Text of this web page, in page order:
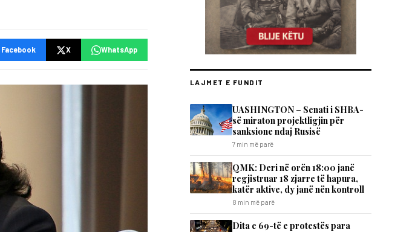
Facebook X WhatsApp
LAJMET E FUNDIT
UASHINGTON – Senati i SHBA-
së miraton projektligjin për
sanksione ndaj Rusisë
7 min më parë
QMK: Deri në orën 18:00 janë
regjistruar 18 zjarre të hapura,
katër aktive, dy janë nën kontroll
8 min më parë
Dita e 69-të e protestës para